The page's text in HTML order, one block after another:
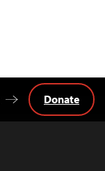
Donate